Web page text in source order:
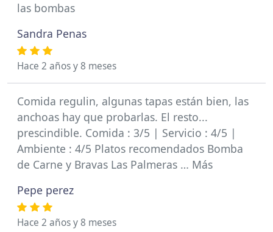
las bombas
Sandra Penas
Hace 2 años y 8 meses
Comida regulin, algunas tapas están bien, las
anchoas hay que probarlas. El resto...
prescindible. Comida : 3/5 | Servicio : 4/5 |
Ambiente : 4/5 Platos recomendados Bomba
de Carne y Bravas Las Palmeras … Más
Pepe perez
Hace 2 años y 8 meses